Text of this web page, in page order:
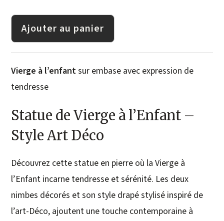
Ajouter au panier
Vierge à l’enfantsur embase avec expression de
tendresse
Statue de Vierge à l’Enfant –
Style Art Déco
Découvrez cette statue en pierre où la Vierge à
l’Enfant incarne tendresse et sérénité. Les deux
nimbes décorés et son style drapé stylisé inspiré de
l’art-Déco, ajoutent une touche contemporaine à